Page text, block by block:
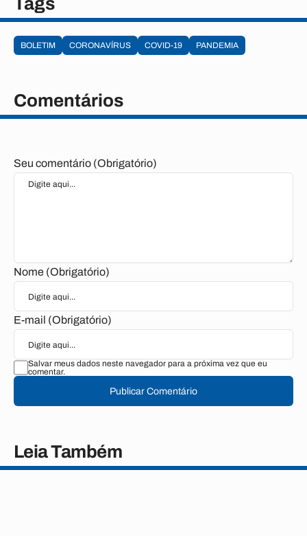
BOLETIM CORONAVÍRUS COVID-19 PANDEMIA
Comentários
Seu comentário (Obrigatório)
Nome (Obrigatório)
E-mail (Obrigatório)
Salvar meus dados neste navegador para a próxima vez que eu
comentar.
Publicar Comentário
Leia Também